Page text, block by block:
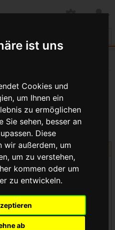
ist uns
Cookies und
um Ihnen ein
zu ermöglichen
Sie sehen, besser an
Diese
wir außerdem, um
um zu verstehen,
kommen oder um
zu entwickeln.
ab
zum ThemaLenkzone